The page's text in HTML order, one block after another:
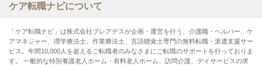
ケア転職ナビについて
「ケア転職ナビ」は株式会社プレアデスが企画・運営を行う、介護職・ヘルパー、ケ
アマネジャー、理学療法士、作業療法士、言語聴覚士専門の無料転職・派遣支援サー
ビス。年間10,000人を超えるご転職者のみなさまにご転職のサポートを行っておりま
す。 一般的な特別養護老人ホーム・有料老人ホーム、訪問介護、デイサービスの求